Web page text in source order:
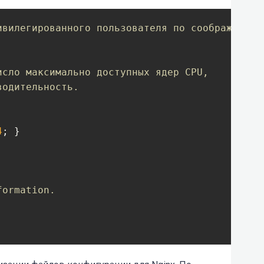
пользователя по
максимально доступных ядер CPU,
; }